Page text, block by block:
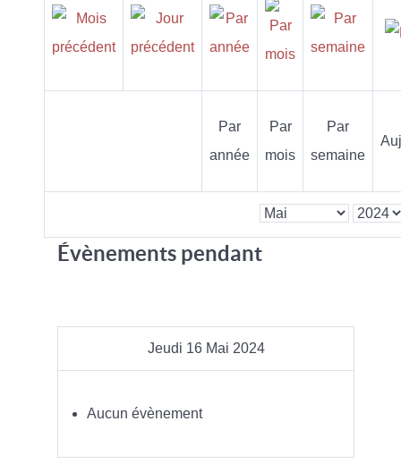
Par
année
Par
mois
Par
semaine
Évènements pendant
Jeudi 16 Mai 2024
Aucun évènement